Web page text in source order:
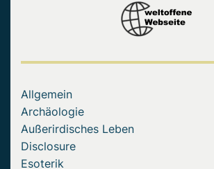
Allgemein
Archäologie
Außerirdisches Leben
Disclosure
Esoterik